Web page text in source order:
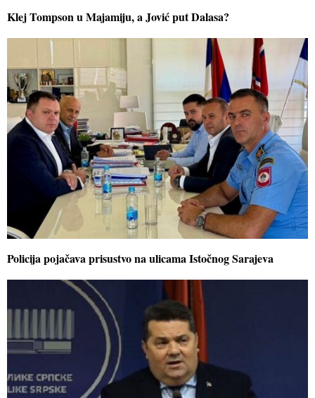
Klej Tompson u Majamiju, a Jović put Dalasa?
Policija pojačava prisustvo na ulicama Istočnog Sarajeva